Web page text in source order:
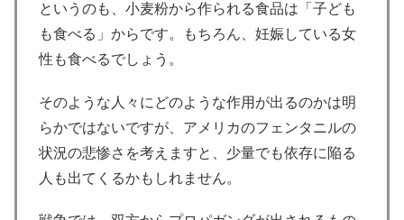
というのも、小麦粉から作られる食品は「子ども
も食べる」からです。もちろん、妊娠している女
性も食べるでしょう。
そのような人々にどのような作用が出るのかは明
らかではないですが、アメリカのフェンタニルの
状況の悲惨さを考えますと、少量でも依存に陥る
人も出てくるかもしれません。